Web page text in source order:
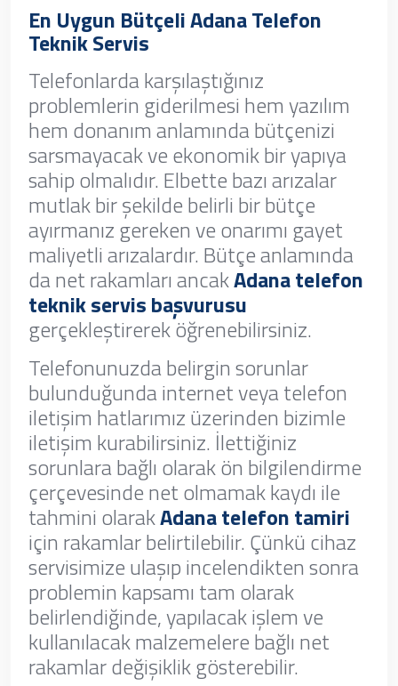
En Uygun Bütçeli Adana Telefon
Teknik Servis
Telefonlarda karşılaştığınız
problemlerin giderilmesi hem yazılım
hem donanım anlamında bütçenizi
sarsmayacak ve ekonomik bir yapıya
sahip olmalıdır. Elbette bazı arızalar
mutlak bir şekilde belirli bir bütçe
ayırmanız gereken ve onarımı gayet
maliyetli arızalardır. Bütçe anlamında
da net rakamları ancakAdana telefon
teknik servis başvurusu
gerçekleştirerek öğrenebilirsiniz.
Telefonunuzda belirgin sorunlar
bulunduğunda internet veya telefon
iletişim hatlarımız üzerinden bizimle
iletişim kurabilirsiniz. İlettiğiniz
sorunlara bağlı olarak ön bilgilendirme
çerçevesinde net olmamak kaydı ile
tahmini olarakAdana telefon tamiri
için rakamlar belirtilebilir. Çünkü cihaz
servisimize ulaşıp incelendikten sonra
problemin kapsamı tam olarak
belirlendiğinde, yapılacak işlem ve
kullanılacak malzemelere bağlı net
rakamlar değişiklik gösterebilir.